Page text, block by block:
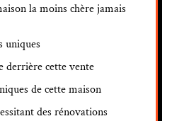
la moins chère jamais
uniques
derrière cette vente
de cette maison
des rénovations